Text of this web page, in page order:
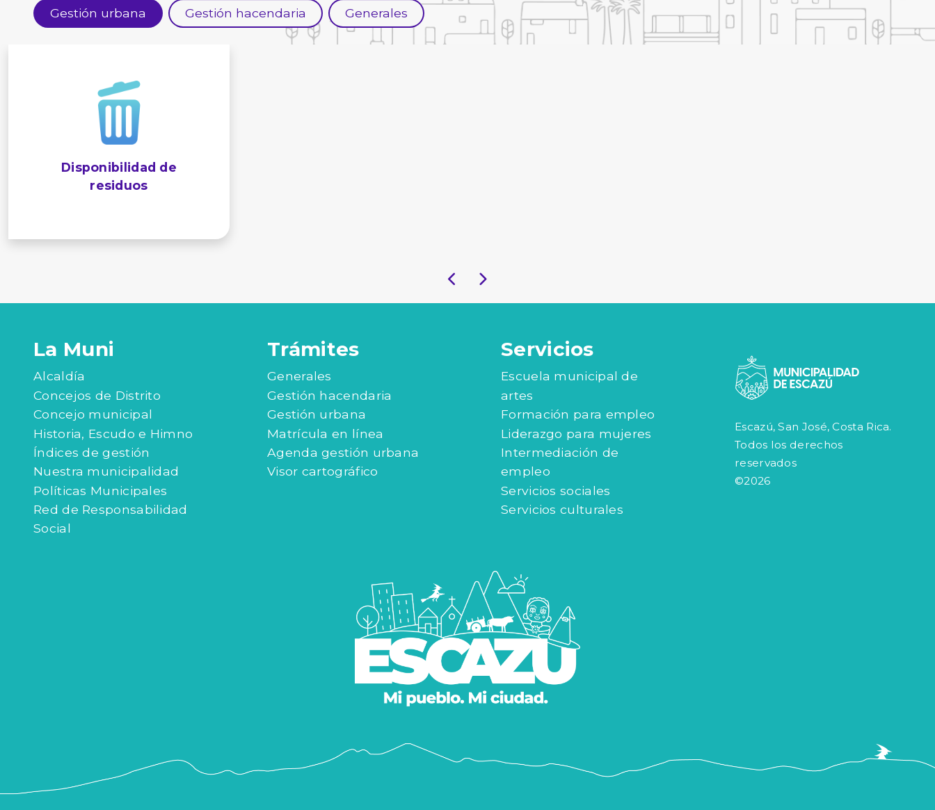
Gestión urbana Gestión hacendaria Generales
Disponibilidad de
residuos
La Muni
Alcaldía
Concejos de Distrito
Concejo municipal
Historia, Escudo e Himno
Índices de gestión
Nuestra municipalidad
Políticas Municipales
Red de Responsabilidad
Social
Trámites
Generales
Gestión hacendaria
Gestión urbana
Matrícula en línea
Agenda gestión urbana
Visor cartográfico
Servicios
Escuela municipal de
artes
Formación para empleo
Liderazgo para mujeres
Intermediación de
empleo
Servicios sociales
Servicios culturales
Escazú, San José, Costa Rica.
Todos los derechos
reservados
©2026